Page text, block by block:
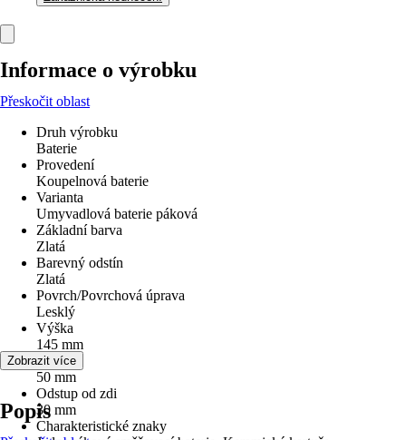
Informace o výrobku
Přeskočit oblast
Druh výrobku
Baterie
Provedení
Koupelnová baterie
Varianta
Umyvadlová baterie páková
Základní barva
Zlatá
Barevný odstín
Zlatá
Povrch/Povrchová úprava
Lesklý
Výška
145 mm
Šířka
50 mm
Odstup od zdi
30 mm
Charakteristické znaky
Zobrazit více
Popis